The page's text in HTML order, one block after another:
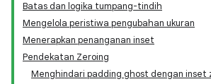
Batas dan logika tumpang-tindih
Mengelola peristiwa pengubahan ukuran
Menerapkan penanganan inset
Pendekatan Zeroing
Menghindari padding ghost dengan inset